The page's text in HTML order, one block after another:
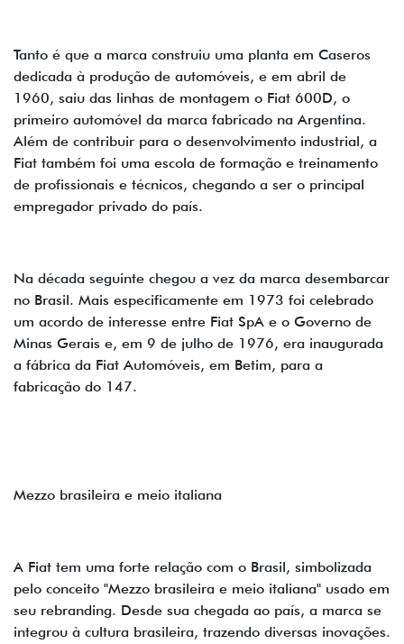
Tanto é que a marca construiu uma planta em Caseros
dedicada à produção de automóveis, e em abril de
1960, saiu das linhas de montagem o Fiat 600D, o
primeiro automóvel da marca fabricado na Argentina.
Além de contribuir para o desenvolvimento industrial, a
Fiat também foi uma escola de formação e treinamento
de profissionais e técnicos, chegando a ser o principal
empregador privado do país.
Na década seguinte chegou a vez da marca desembarcar
no Brasil. Mais especificamente em 1973 foi celebrado
um acordo de interesse entre Fiat SpA e o Governo de
Minas Gerais e, em 9 de julho de 1976, era inaugurada
a fábrica da Fiat Automóveis, em Betim, para a
fabricação do 147.
Mezzo brasileira e meio italiana
A Fiat tem uma forte relação com o Brasil, simbolizada
pelo conceito "Mezzo brasileira e meio italiana" usado em
seu rebranding. Desde sua chegada ao país, a marca se
integrou à cultura brasileira, trazendo diversas inovações.